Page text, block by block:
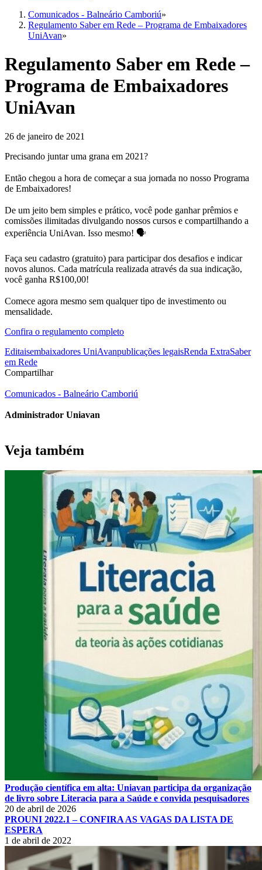
Comunicados - Balneário Camboriú»
Regulamento Saber em Rede – Programa de Embaixadores
UniAvan»
Regulamento Saber em Rede –
Programa de Embaixadores
UniAvan
26 de janeiro de 2021
Precisando juntar uma grana em 2021?
Então chegou a hora de começar a sua jornada no nosso Programa
de Embaixadores!
De um jeito bem simples e prático, você pode ganhar prêmios e
comissões ilimitadas divulgando nossos cursos e compartilhando a
experiência UniAvan. Isso mesmo! 🗣
Faça seu cadastro (gratuito) para participar dos desafios e indicar
novos alunos. Cada matrícula realizada através da sua indicação,
você ganha R$100,00!
Comece agora mesmo sem qualquer tipo de investimento ou
mensalidade.
Confira o regulamento completo
Editaisembaixadores UniAvanpublicações legaisRenda ExtraSaber
em Rede
Compartilhar
Comunicados - Balneário Camboriú
Administrador Uniavan
Veja também
Produção científica em alta: Uniavan participa da organização
de livro sobre Literacia para a Saúde e convida pesquisadores
20 de abril de 2026
PROUNI 2022.1 – CONFIRA AS VAGAS DA LISTA DE
ESPERA
1 de abril de 2022